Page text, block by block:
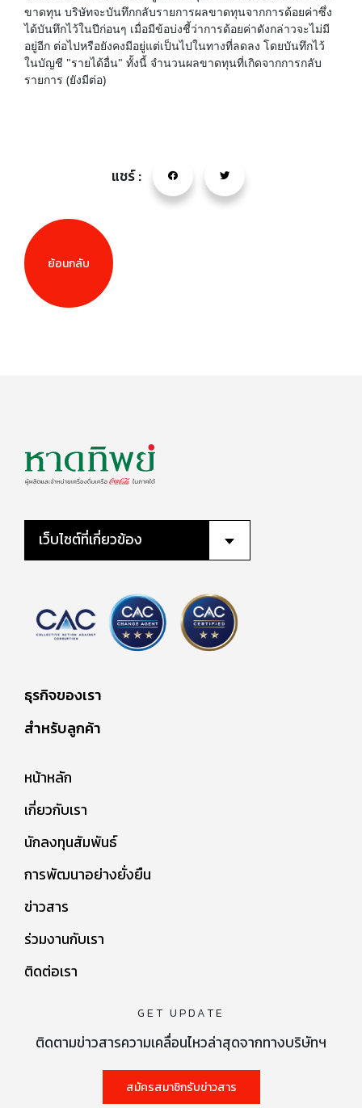
แชร์ :
ย้อนกลับ
เว็บไซต์ที่เกี่ยวข้อง
ธุรกิจของเรา
สำหรับลูกค้า
หน้าหลัก
เกี่ยวกับเรา
นักลงทุนสัมพันธ์
การพัฒนาอย่างยั่งยืน
ข่าวสาร
ร่วมงานกับเรา
ติดต่อเรา
GET UPDATE
ติดตามข่าวสารความเคลื่อนไหวล่าสุดจากทางบริษัทฯ
สมัครสมาชิกรับข่าวสาร